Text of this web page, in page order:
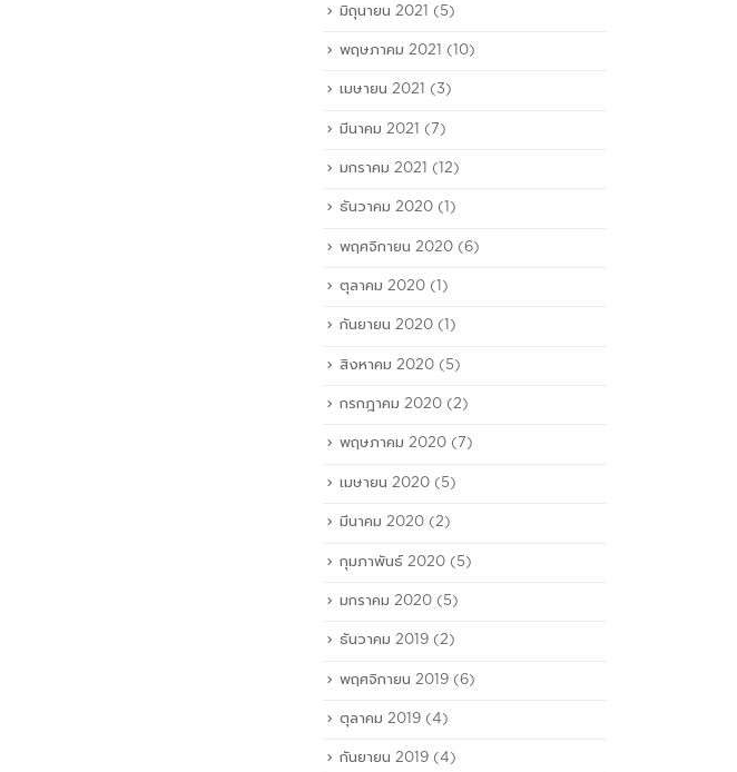
มิถุนายน 2021 (5)
พฤษภาคม 2021 (10)
เมษายน 2021 (3)
มีนาคม 2021 (7)
มกราคม 2021 (12)
ธันวาคม 2020 (1)
พฤศจิกายน 2020 (6)
ตุลาคม 2020 (1)
กันยายน 2020 (1)
สิงหาคม 2020 (5)
กรกฎาคม 2020 (2)
พฤษภาคม 2020 (7)
เมษายน 2020 (5)
มีนาคม 2020 (2)
กุมภาพันธ์ 2020 (5)
มกราคม 2020 (5)
ธันวาคม 2019 (2)
พฤศจิกายน 2019 (6)
ตุลาคม 2019 (4)
กันยายน 2019 (4)